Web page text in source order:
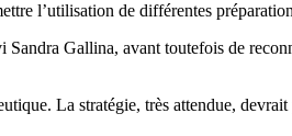
l’utilisation de différentes
Sandra Gallina, avant toutefois de
La stratégie, très attendue,